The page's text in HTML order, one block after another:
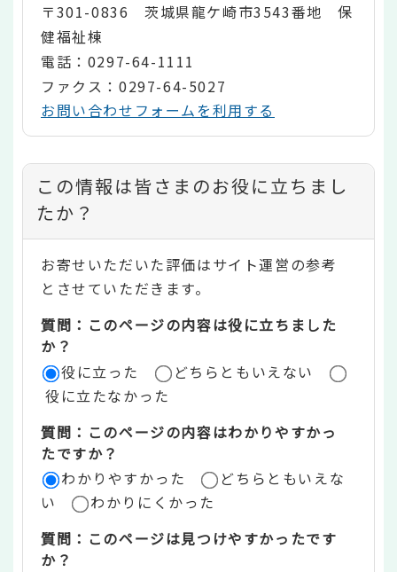
〒301-0836 茨城県龍ケ崎市3543番地 保
健福祉棟
電話：0297-64-1111
ファクス：0297-64-5027
お問い合わせフォームを利用する
コ
ン
テ
ン
ツ
評
価
リ
ア
この情報は皆さまのお役に立ちまし
たか？
お寄せいただいた評価はサイト運営の参考
とさせていただきます。
質問：このページの内容は役に立ちました
か？
役に立った
どちらともいえない
役に立たなかった
質問：このページの内容はわかりやすかっ
たですか？
わかりやすかった
どちらともいえな
い
わかりにくかった
質問：このページは見つけやすかったです
か？